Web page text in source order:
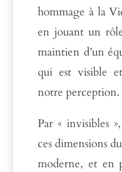
hommage à la
en jouant un
maintien d’un
qui est visible
notre perception.
Par « invisibles
ces dimensions
moderne, et en